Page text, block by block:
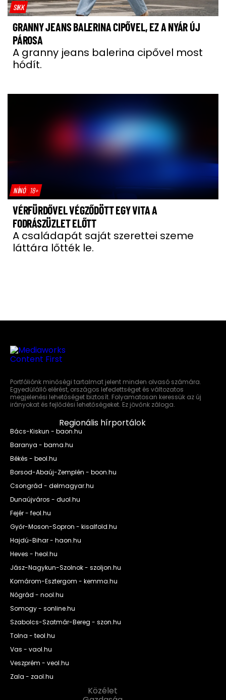
SIKK
GRANNY JEANS BALERINA CIPŐVEL, EZ A NYÁR ÚJ
PÁROSA
A granny jeans balerina cipővel most
hódít.
NÍNÓ 18+
VÉRFÜRDŐVEL VÉGZŐDÖTT EGY VITA A
FODRÁSZÜZLET ELŐTT
A családapát saját szerettei szeme
láttára lőtték le.
Portfóliónk minőségi tartalmat jelent minden olvasó számára.
Egyedülálló elérést, országos lefedettséget és változatos
megjelenési lehetőséget biztosít. Folyamatosan keressük az új
irányokat és fejlődési lehetőségeket. Ez jövőnk záloga.
Regionális hírportálok
Bács-Kiskun - baon.hu
Baranya - bama.hu
Békés - beol.hu
Borsod-Abaúj-Zemplén - boon.hu
Csongrád - delmagyar.hu
Dunaújváros - duol.hu
Fejér - feol.hu
Győr-Moson-Sopron - kisalfold.hu
Hajdú-Bihar - haon.hu
Heves - heol.hu
Jász-Nagykun-Szolnok - szoljon.hu
Komárom-Esztergom - kemma.hu
Nógrád - nool.hu
Somogy - sonline.hu
Szabolcs-Szatmár-Bereg - szon.hu
Tolna - teol.hu
Vas - vaol.hu
Veszprém - veol.hu
Zala - zaol.hu
Közélet